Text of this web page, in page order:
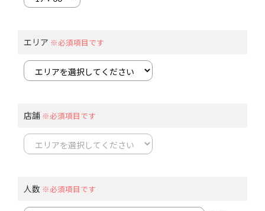
エリア ※必須項目です
店舗 ※必須項目です
人数 ※必須項目です